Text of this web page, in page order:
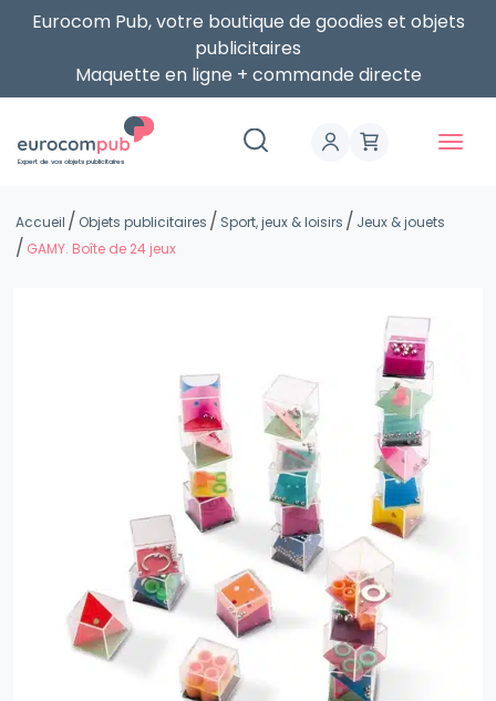
Eurocom Pub, votre boutique de goodies et objets
publicitaires
Maquette en ligne + commande directe
Expert de vos objets publicitaires
Accueil Objets publicitaires Sport, jeux & loisirs
Jeux & jouets
GAMY. Boîte de 24 jeux